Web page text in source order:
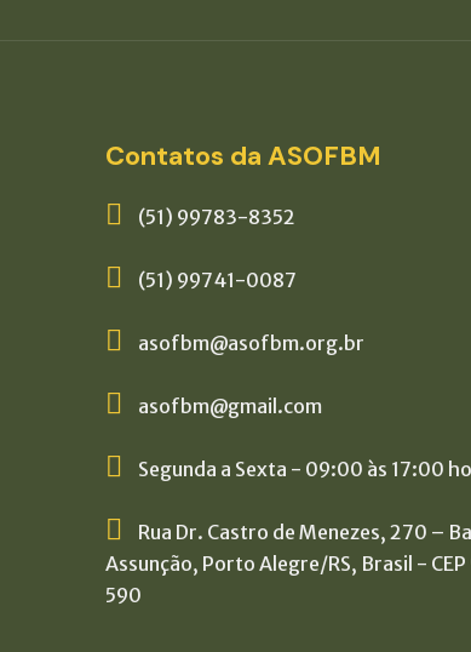
Contatos da ASOFBM
(51) 99783-8352
(51) 99741-0087
asofbm@asofbm.org.br
asofbm@gmail.com
Segunda a Sexta - 09:00 às 17:00
Rua Dr. Castro de Menezes, 270 –
Assunção, Porto Alegre/RS, Brasil -
590